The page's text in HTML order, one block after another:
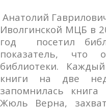
Анатолий
Иволгинской МЦБ в
год посетил
показатель, что
библиотеки.
книги на две
запомнилась книга
Жюль Верна,